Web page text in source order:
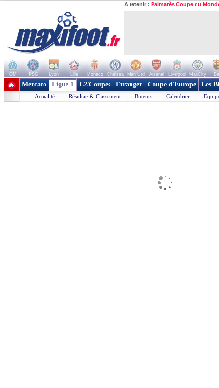
A retenir : Palmarès Coupe du
OM PSG Lyon Lille Monaco Chelsea Man Utd Arsenal Liverpool ManCity
+ de clubs
Mercato Ligue 1 L2/Coupes Etranger Coupe d'Europe Les
Actualité | Résultats & Classement | Buteurs | Calendrier |